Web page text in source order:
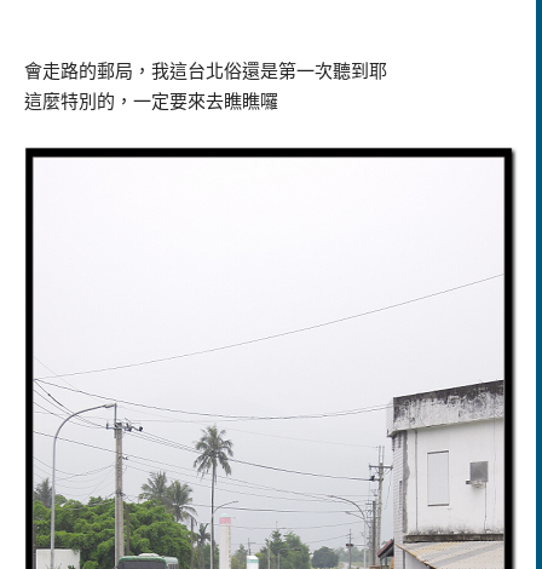
會走路的郵局，我這台北俗還是第一次聽到耶
這麼特別的，一定要來去瞧瞧囉